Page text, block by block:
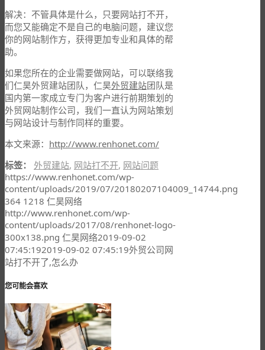
解决：不管具体是什么，只要网站打不开，
而您又能确定不是自己的电脑问题，建议您
你的网站制作方，获得更加专业和具体的帮
助。
如果您所在的企业需要做网站，可以联络我
们仁昊外贸建站团队，仁昊外贸建站团队是
国内第一家成立专门为客户进行前期策划的
外贸网站制作公司，我们一直认为网站策划
与网站设计与制作同样的重要。
本文来源： http://www.renhonet.com/
标签：
外贸建站, 网站打不开, 网站问题
https://www.renhonet.com/wp-
content/uploads/2019/07/20180207104009_14744.png
364 1218 仁昊网络
http://www.renhonet.com/wp-
content/uploads/2017/08/renhonet-logo-
300x138.png 仁昊网络2019-09-02
07:45:192019-09-02 07:45:19外贸公司网
站打不开了,怎么办
您可能会喜欢